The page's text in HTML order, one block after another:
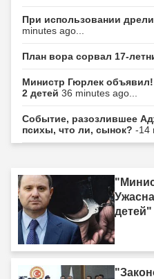
При использовании
minutes ago...
План вора сорвал 17-
Министр Гюрлек
2 детей 36 minutes ago...
Событие, разозлившее
психы, что ли, сынок? -14
детей"